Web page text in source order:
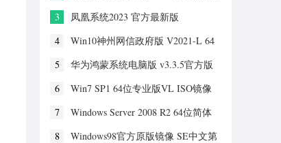
3
凤凰系统2023 官方最新版
4
Win10神州网信政府版 V2021-L 64
5
华为鸿蒙系统电脑版 v3.3.5官方版
6
Win7 SP1 64位专业版VL ISO镜像
7
Windows Server 2008 R2 64位简体
8
Windows98官方原版镜像 SE中文第